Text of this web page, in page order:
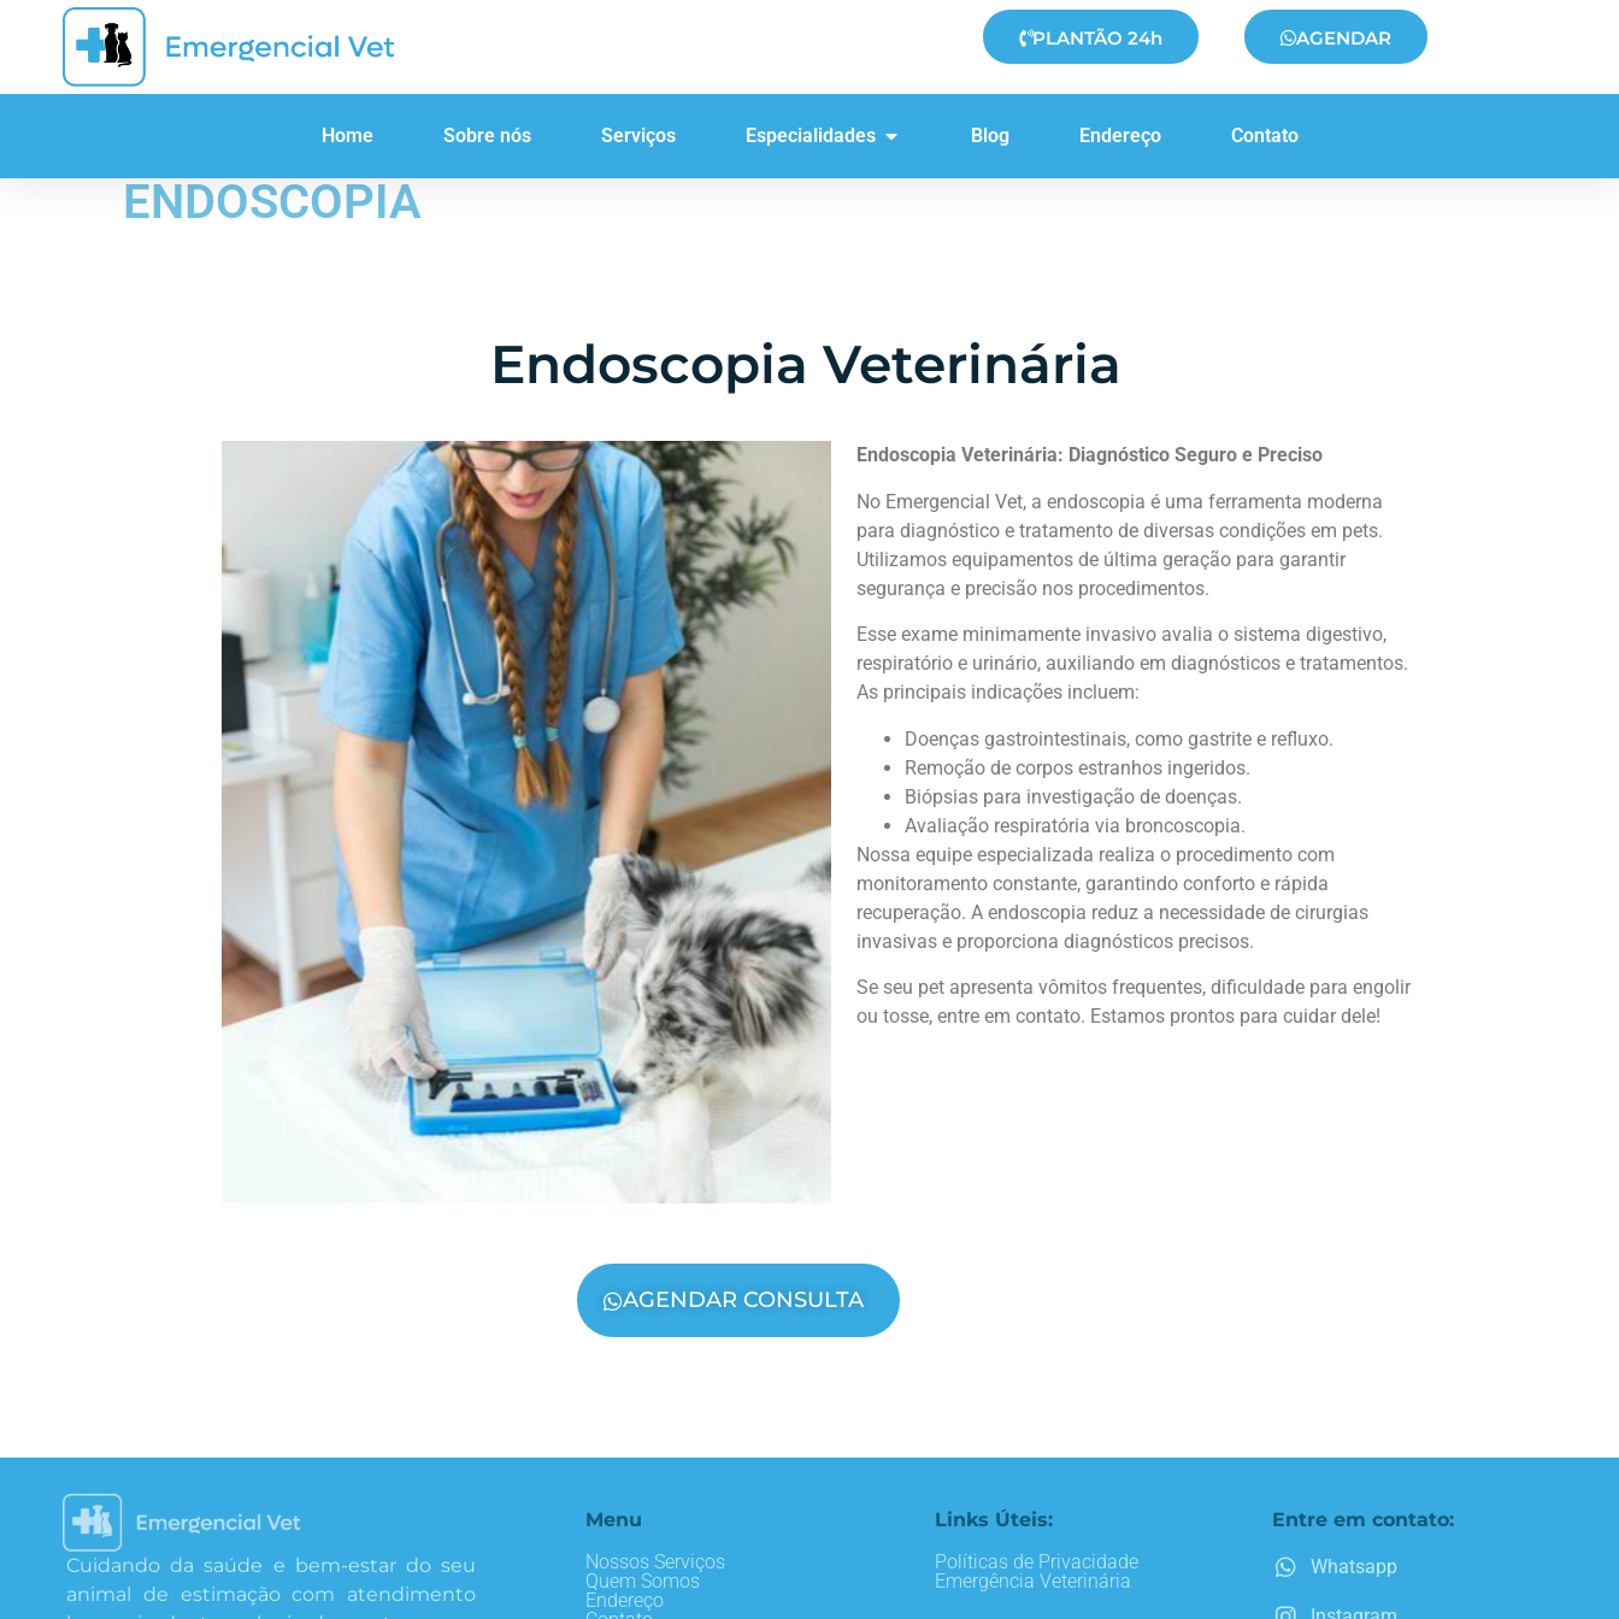
PLANTÃO 24h AGENDAR
Home Sobre nós Serviços Especialidades Blog Endereço Contato
ENDOSCOPIA
Endoscopia Veterinária
Endoscopia Veterinária: Diagnóstico Seguro e Preciso
No Emergencial Vet, a endoscopia é uma ferramenta moderna
para diagnóstico e tratamento de diversas condições em pets.
Utilizamos equipamentos de última geração para garantir
segurança e precisão nos procedimentos.
Esse exame minimamente invasivo avalia o sistema digestivo,
respiratório e urinário, auxiliando em diagnósticos e tratamentos.
As principais indicações incluem:
Doenças gastrointestinais, como gastrite e refluxo.
Remoção de corpos estranhos ingeridos.
Biópsias para investigação de doenças.
Avaliação respiratória via broncoscopia.
Nossa equipe especializada realiza o procedimento com
monitoramento constante, garantindo conforto e rápida
recuperação. A endoscopia reduz a necessidade de cirurgias
invasivas e proporciona diagnósticos precisos.
Se seu pet apresenta vômitos frequentes, dificuldade para engolir
ou tosse, entre em contato. Estamos prontos para cuidar dele!
AGENDAR CONSULTA
Cuidando da saúde e bem-estar do seu
animal de estimação com atendimento
Menu
Nossos Serviços
Quem Somos
Endereço
Links Úteis:
Políticas de Privacidade
Emergência Veterinária
Entre em contato:
Whatsapp